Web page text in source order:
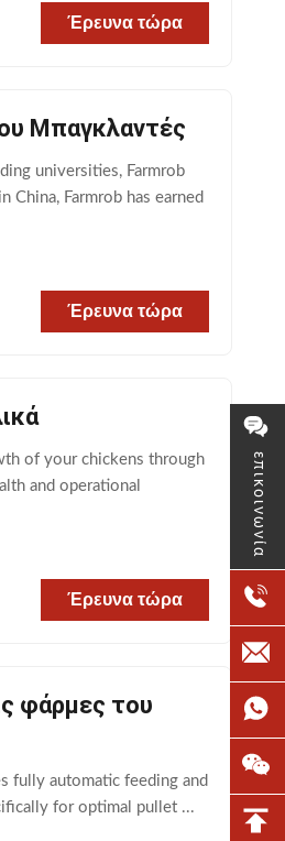
επικοινωνία
Έρευνα τώρα
Μπαγκλαντές
universities, Farmrob
Farmrob has earned
Έρευνα τώρα
of your chickens through
and operational
Έρευνα τώρα
φάρμες του
fully automatic feeding and
for optimal pullet ...